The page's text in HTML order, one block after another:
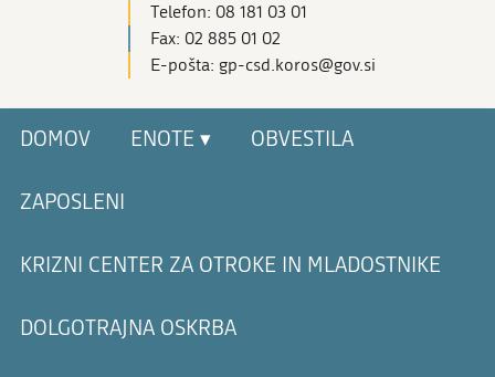
Telefon: 08 181 03 01
Fax: 02 885 01 02
E-pošta: gp-csd.koros@gov.si
DOMOV ENOTE ▾ OBVESTILA
ZAPOSLENI
KRIZNI CENTER ZA OTROKE IN MLADOSTNIKE
DOLGOTRAJNA OSKRBA